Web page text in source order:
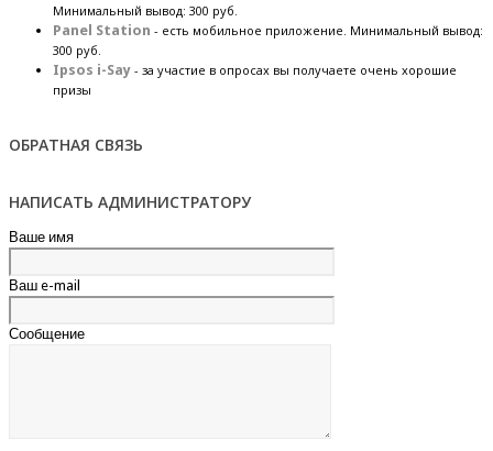
Минимальный вывод: 300 руб.
Panel Station - есть мобильное приложение. Минимальный вывод:
300 руб.
Ipsos i-Say - за участие в опросах вы получаете очень хорошие
призы
ОБРАТНАЯ СВЯЗЬ
НАПИСАТЬ АДМИНИСТРАТОРУ
Ваше имя
Ваш e-mail
Сообщение